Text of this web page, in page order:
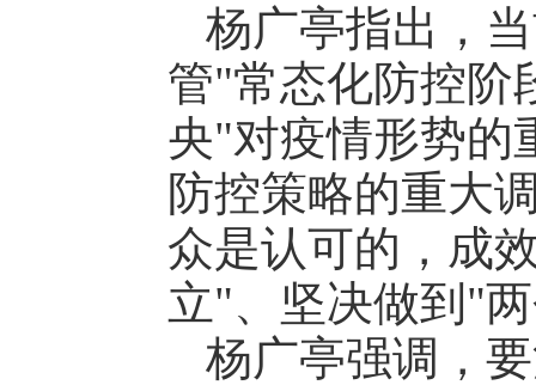
杨广亭指出，
管"常态化防控阶
央"对疫情形势的
防控策略的重大
众是认可的，成
立"、坚决做到"
杨广亭强调，